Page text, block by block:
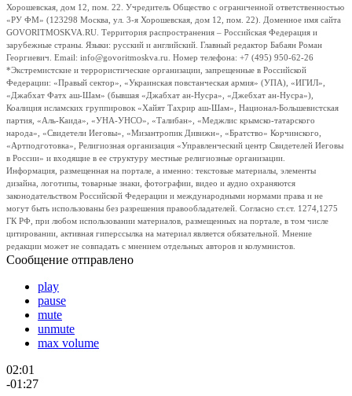
Хорошевская, дом 12, пом. 22. Учредитель Общество с ограниченной ответственностью
«РУ ФМ» (123298 Москва, ул. 3-я Хорошевская, дом 12, пом. 22). Доменное имя сайта
GOVORITMOSKVA.RU. Территория распространения – Российская Федерация и
зарубежные страны. Языки: русский и английский. Главный редактор Бабаян Роман
Георгиевич. Email: info@govoritmoskva.ru. Номер телефона: +7 (495) 950-62-26
*Экстремистские и террористические организации, запрещенные в Российской
Федерации: «Правый сектор», «Украинская повстанческая армия» (УПА), «ИГИЛ»,
«Джабхат Фатх аш-Шам» (бывшая «Джабхат ан-Нусра», «Джебхат ан-Нусра»),
Коалиция исламских группировок «Хайят Тахрир аш-Шам», Национал-Большевистская
партия, «Аль-Каида», «УНА-УНСО», «Талибан», «Меджлис крымско-татарского
народа», «Свидетели Иеговы», «Мизантропик Дивижн», «Братство» Корчинского,
«Артподготовка», Религиозная организация «Управленческий центр Свидетелей Иеговы
в России» и входящие в ее структуру местные религиозные организации.
Информация, размещенная на портале, а именно: текстовые материалы, элементы
дизайна, логотипы, товарные знаки, фотографии, видео и аудио охраняются
законодательством Российской Федерации и международными нормами права и не
могут быть использованы без разрешения правообладателей. Согласно ст.ст. 1274,1275
ГК РФ, при любом использовании материалов, размещенных на портале, в том числе
цитировании, активная гиперссылка на материал является обязательной. Мнение
редакции может не совпадать с мнением отдельных авторов и колумнистов.
Сообщение отправлено
play
pause
mute
unmute
max volume
02:01
-01:27